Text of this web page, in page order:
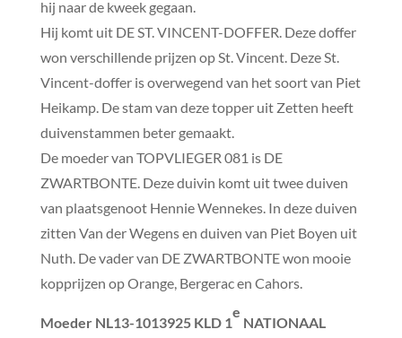
hij naar de kweek gegaan.
Hij komt uit DE ST. VINCENT-DOFFER. Deze doffer
won verschillende prijzen op St. Vincent. Deze St.
Vincent-doffer is overwegend van het soort van Piet
Heikamp. De stam van deze topper uit Zetten heeft
duivenstammen beter gemaakt.
De moeder van TOPVLIEGER 081 is DE
ZWARTBONTE. Deze duivin komt uit twee duiven
van plaatsgenoot Hennie Wennekes. In deze duiven
zitten Van der Wegens en duiven van Piet Boyen uit
Nuth. De vader van DE ZWARTBONTE won mooie
kopprijzen op Orange, Bergerac en Cahors.
MoederNL13-1013925 KLD 1
e
NATIONAAL